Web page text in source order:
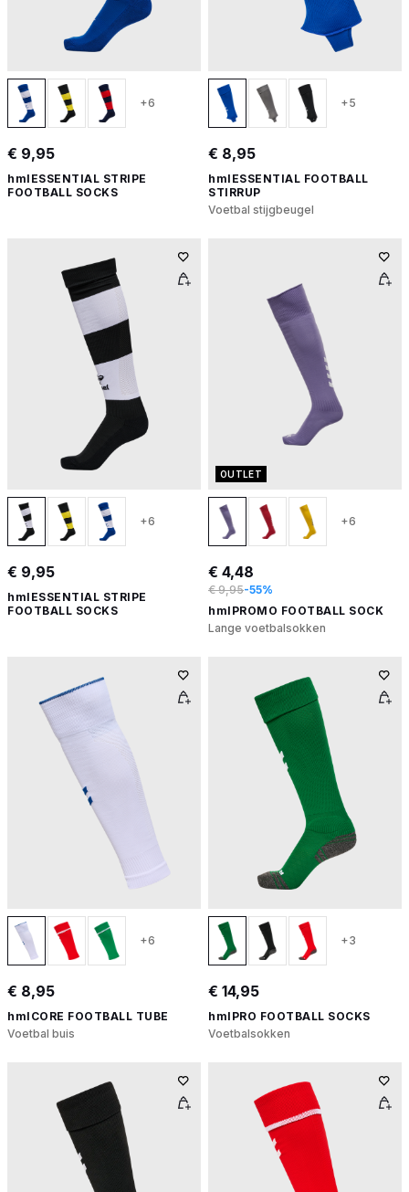
+6
€ 9,95
hmlESSENTIAL STRIPE
FOOTBALL SOCKS
+5
€ 8,95
hmlESSENTIAL FOOTBALL
STIRRUP
Voetbal stijgbeugel
+6
€ 9,95
hmlESSENTIAL STRIPE
FOOTBALL SOCKS
OUTLET
+6
€ 4,48
€ 9,95-55%
hmlPROMO FOOTBALL SOCK
Lange voetbalsokken
+6
€ 8,95
hmlCORE FOOTBALL TUBE
Voetbal buis
+3
€ 14,95
hmlPRO FOOTBALL SOCKS
Voetbalsokken